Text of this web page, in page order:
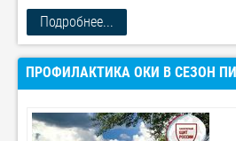
Подробнее...
ПРОФИЛАКТИКА ОКИ В СЕЗОН